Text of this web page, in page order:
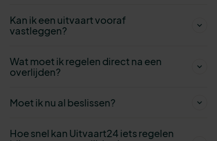
Kan ik een uitvaart vooraf
vastleggen?
Wat moet ik regelen direct na een
overlijden?
Moet ik nu al beslissen?
Hoe snel kan Uitvaart24 iets regelen